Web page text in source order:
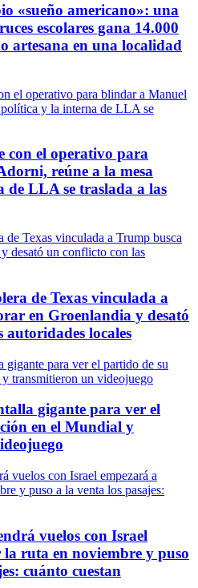
«sueño americano»: una
escolares gana 14.000
artesana en una localidad
con el operativo para
reúne a la mesa
LLA se traslada a las
de Texas vinculada a
en Groenlandia y desató
locales
gigante para ver el
en el Mundial y
vuelos con Israel
la ruta en noviembre y puso
cuánto cuestan